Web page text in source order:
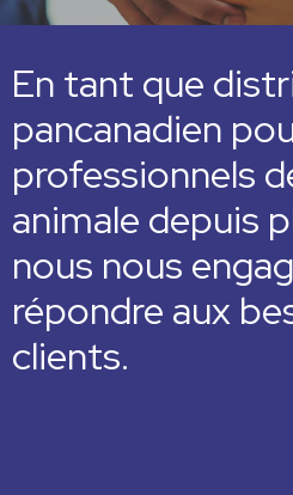
En tant que
pancanadien
professionnels
animale depuis
nous nous
répondre aux
clients.